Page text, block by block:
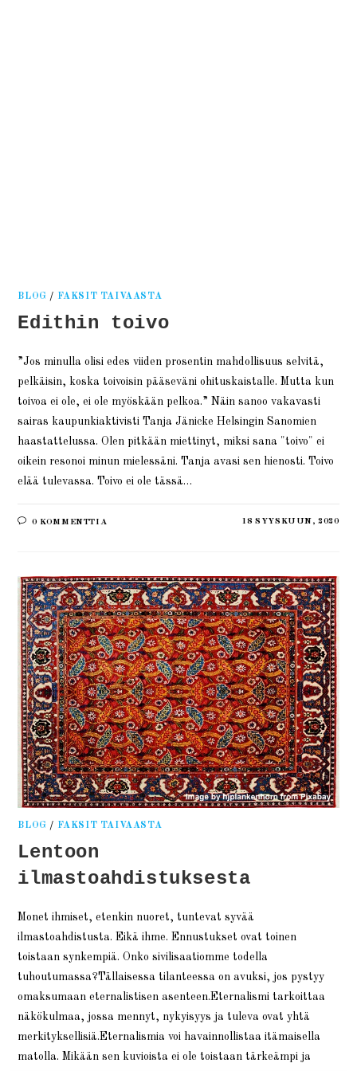
BLOG / FAKSIT TAIVAASTA
Edithin toivo
”Jos minulla olisi edes viiden prosentin mahdollisuus selvitä,
pelkäisin, koska toivoisin pääseväni ohituskaistalle. Mutta kun
toivoa ei ole, ei ole myöskään pelkoa.” Näin sanoo vakavasti
sairas kaupunkiaktivisti Tanja Jänicke Helsingin Sanomien
haastattelussa. Olen pitkään miettinyt, miksi sana "toivo" ei
oikein resonoi minun mielessäni. Tanja avasi sen hienosti. Toivo
elää tulevassa. Toivo ei ole tässä…
0 KOMMENTTIA 18 SYYSKUUN, 2020
BLOG / FAKSIT TAIVAASTA
Lentoon
ilmastoahdistuksesta
Monet ihmiset, etenkin nuoret, tuntevat syvää
ilmastoahdistusta. Eikä ihme. Ennustukset ovat toinen
toistaan synkempiä. Onko sivilisaatiomme todella
tuhoutumassa?Tällaisessa tilanteessa on avuksi, jos pystyy
omaksumaan eternalistisen asenteen.Eternalismi tarkoittaa
näkökulmaa, jossa mennyt, nykyisyys ja tuleva ovat yhtä
merkityksellisiä.Eternalismia voi havainnollistaa itämaisella
matolla. Mikään sen kuvioista ei ole toistaan tärkeämpi ja